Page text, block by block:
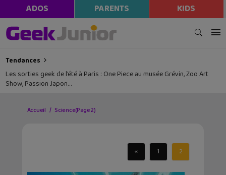
ADOS PARENTS KIDS
Tendances
Les sorties geek de l’été à Paris : One Piece au musée Grévin, Zoo Art
Show, Passion Japon…
Accueil Science(Page 2)
« 1 2